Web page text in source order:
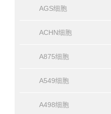
AGS细胞
ACHN细胞
A875细胞
A549细胞
A498细胞